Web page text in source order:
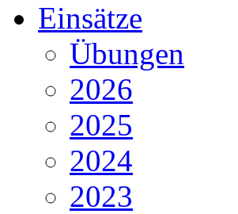
Einsätze
Übungen
2026
2025
2024
2023